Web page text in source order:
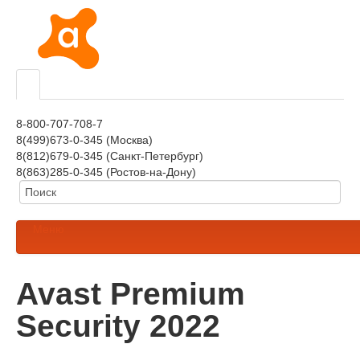
8-800-707-708-7
8(499)673-0-345 (Москва)
8(812)679-0-345 (Санкт-Петербург)
8(863)285-0-345 (Ростов-на-Дону)
Avast Premium
Security 2022